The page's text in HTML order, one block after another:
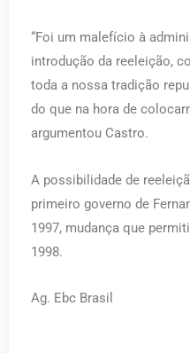
“Foi um malefício à
introdução da reeleição,
toda a nossa tradição
do que na hora de
argumentou Castro.
A possibilidade de
primeiro governo de
1997, mudança que
1998.
Ag. Ebc Brasil